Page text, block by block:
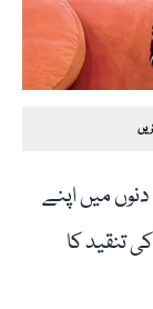
میں اپنے
تنقید کا